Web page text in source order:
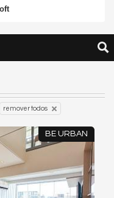
remover todos
BE URBAN